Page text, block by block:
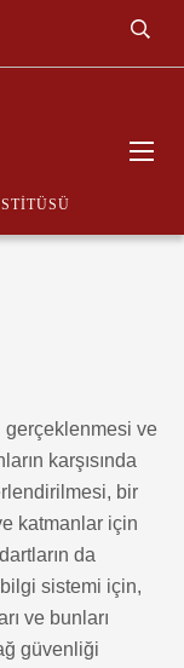
gerçeklenmesi ve
karşısında
bir
katmanlar için
da
sistemi için,
ve bunları
güvenliği